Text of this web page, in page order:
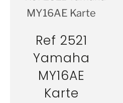
Ref 2521
Yamaha
MY16AE
Karte